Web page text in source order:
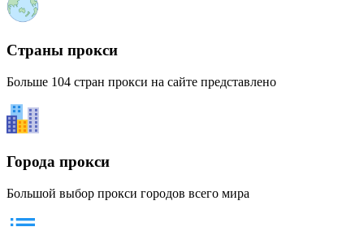
Страны прокси
Больше 104 стран прокси на сайте представлено
Города прокси
Большой выбор прокси городов всего мира